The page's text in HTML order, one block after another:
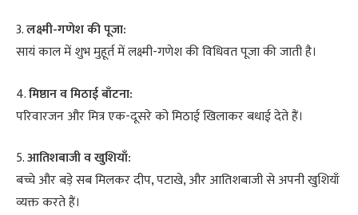
3.लक्ष्मी-गणेश की पूजा:
सायं काल में शुभ मुहूर्त में लक्ष्मी-गणेश की विधिवत पूजा की जाती है।
4.मिष्ठान व मिठाई बाँटना:
परिवारजन और मित्र एक-दूसरे को मिठाई खिलाकर बधाई देते हैं।
5.आतिशबाजी व खुशियाँ:
बच्चे और बड़े सब मिलकर दीप, पटाखे, और आतिशबाजी से अपनी खुशियाँ
व्यक्त करते हैं।